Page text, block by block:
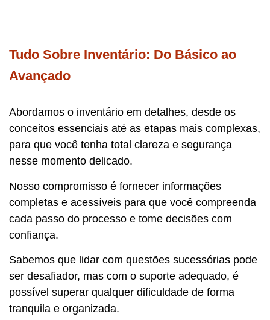
Tudo Sobre Inventário: Do Básico ao
Avançado
Abordamos o inventário em detalhes, desde os
conceitos essenciais até as etapas mais complexas,
para que você tenha total clareza e segurança
nesse momento delicado.
Nosso compromisso é fornecer informações
completas e acessíveis para que você compreenda
cada passo do processo e tome decisões com
confiança.
Sabemos que lidar com questões sucessórias pode
ser desafiador, mas com o suporte adequado, é
possível superar qualquer dificuldade de forma
tranquila e organizada.